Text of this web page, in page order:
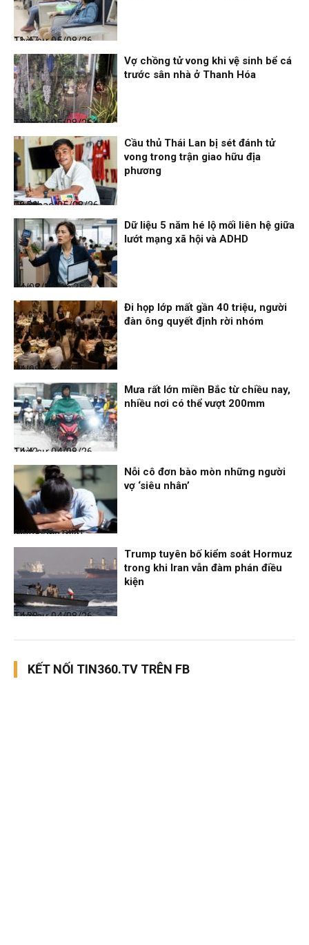
Thời sự
05/08/26, 11:47
Thời sự
05/08/26, 11:44
Vợ chồng tử vong khi vệ sinh bể cá
trước sân nhà ở Thanh Hóa
Thể thao
05/08/26, 08:39
Cầu thủ Thái Lan bị sét đánh tử
vong trong trận giao hữu địa
phương
Đọc & Ngẫm
04/08/26, 16:25
Dữ liệu 5 năm hé lộ mối liên hệ giữa
lướt mạng xã hội và ADHD
Nhịp sống 24h
04/08/26, 14:47
Đi họp lớp mất gần 40 triệu, người
đàn ông quyết định rời nhóm
Thời sự
04/08/26, 14:42
Mưa rất lớn miền Bắc từ chiều nay,
nhiều nơi có thể vượt 200mm
Nhịp sống 24h
04/08/26, 14:41
Nỗi cô đơn bào mòn những người
vợ ‘siêu nhân’
Thời sự
04/08/26, 14:38
Trump tuyên bố kiểm soát Hormuz
trong khi Iran vẫn đàm phán điều
kiện
KẾT NỐI TIN360.TV TRÊN FB